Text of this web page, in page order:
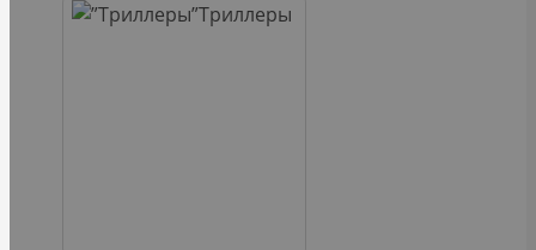
Триллеры